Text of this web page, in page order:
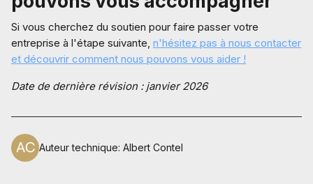
Si vous cherchez du soutien pour faire passer votre
entreprise à l'étape suivante, n'hésitez pas à nous contacter
et découvrir comment nous pouvons vous aider !
Date de dernière révision : janvier 2026
Auteur technique: Albert Contel